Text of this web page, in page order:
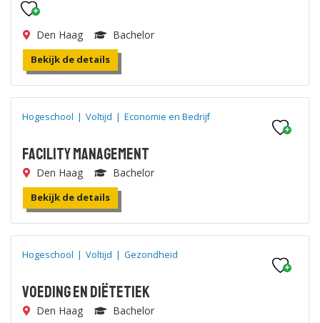
Den Haag Bachelor
Bekijk de details
Hogeschool | Voltijd | Economie en Bedrijf
Facility Management
Den Haag Bachelor
Bekijk de details
Hogeschool | Voltijd | Gezondheid
Voeding en Diëtetiek
Den Haag Bachelor